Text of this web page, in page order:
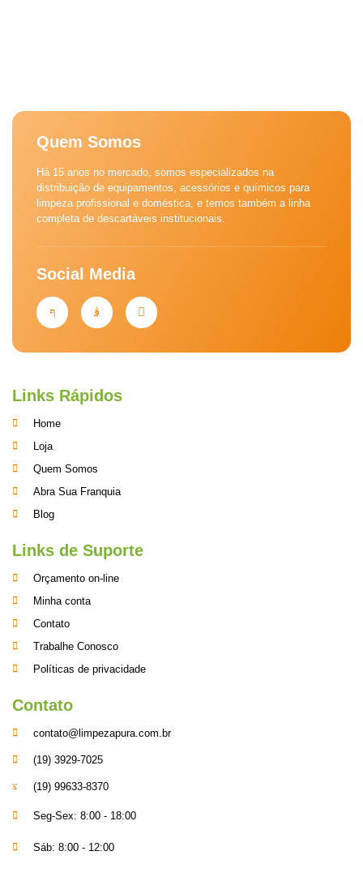
Quem Somos
Há 15 anos no mercado, somos especializados na
distribuição de equipamentos, acessórios e químicos para
limpeza profissional e doméstica, e temos também a linha
completa de descartáveis institucionais.
Social Media
Links Rápidos
Home
Loja
Quem Somos
Abra Sua Franquia
Blog
Links de Suporte
Orçamento on-line
Minha conta
Contato
Trabalhe Conosco
Políticas de privacidade
Contato
contato@limpezapura.com.br
(19) 3929-7025
(19) 99633-8370
Seg-Sex: 8:00 - 18:00
Sáb: 8:00 - 12:00